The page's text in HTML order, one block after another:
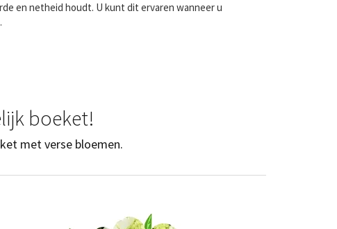
en netheid houdt. U kunt dit ervaren wanneer u
boeket!
met verse bloemen.